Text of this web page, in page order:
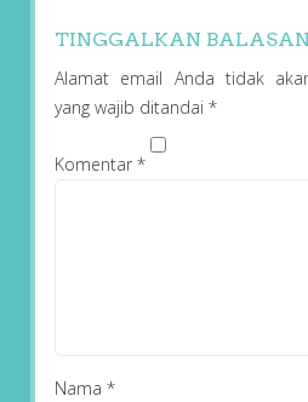
TINGGALKAN BALASAN
Alamat email Anda tidak
yang wajib ditandai *
Komentar *
Nama *